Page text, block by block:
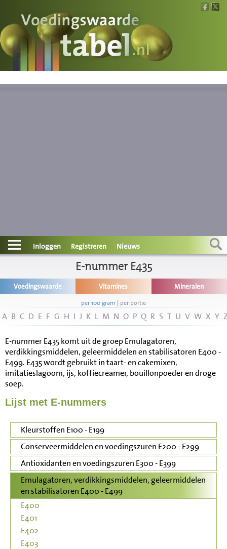
Voedingswaarde
Wat is wat?
Contact
Disclaimer
Inloggen Registreren Nieuws
E-nummer E435
Voedingswaarde Vitamines Mineralen
per 100 gram | per portie
A B C D E F G H I J K L M N O P Q R S T U V W X Y
E-nummer E435 komt uit de groep Emulagatoren,
verdikkingsmiddelen, geleermiddelen en stabilisatoren E400 -
E499. E435 wordt gebruikt in taart- en cakemixen,
imitatieslagoom, ijs, koffiecreamer, bouillonpoeder en droge
soep.
Lijst met E-nummers
Kleurstoffen E100 - E199
Conserveermiddelen en voedingszuren E200 - E299
Antioxidanten en voedingszuren E300 - E399
Emulagatoren, verdikkingsmiddelen, geleermiddelen
en stabilisatoren E400 - E499
E400
E401
E402
E403